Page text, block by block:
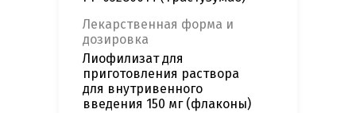
Лекарственная форма и
дозировка
Лиофилизат для
приготовления раствора
для внутривенного
введения 150 мг (флаконы)